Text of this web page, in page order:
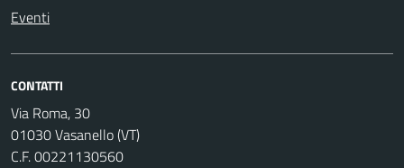
Eventi
CONTATTI
Via Roma, 30
01030 Vasanello (VT)
C.F. 00221130560